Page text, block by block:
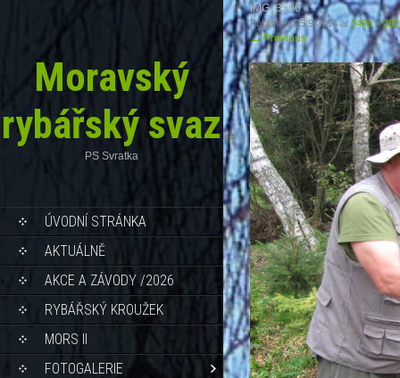
Moravský
rybářský svaz
PS Svratka
ÚVODNÍ STRÁNKA
AKTUÁLNĚ
AKCE A ZÁVODY /2026
RYBÁŘSKÝ KROUŽEK
MORS II
FOTOGALERIE
IMG_3596
Published25.9.2014at3456 ×
←Previous